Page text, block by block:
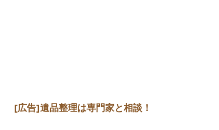
[広告]遺品整理は専門家と相談！